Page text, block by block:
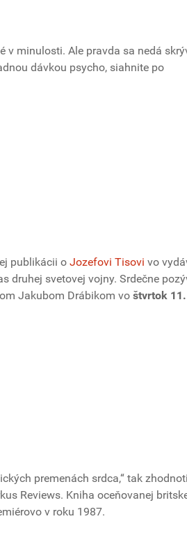
v minulosti. Ale pravda sa nedá
dávkou psycho, siahnite po
publikácii o Jozefovi Tisovi vo
druhej svetovej vojny. Srdečne
Jakubom Drábikom vo štvrtok
premenách srdca,“ tak
Reviews. Kniha oceňovanej
v roku 1987.